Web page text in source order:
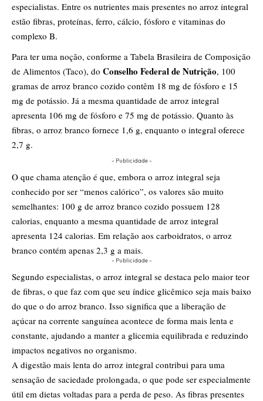
especialistas. Entre os nutrientes mais presentes no arroz integral
estão fibras, proteínas, ferro, cálcio, fósforo e vitaminas do
complexo B.
Para ter uma noção, conforme a Tabela Brasileira de Composição
de Alimentos (Taco), do Conselho Federal de Nutrição, 100
gramas de arroz branco cozido contêm 18 mg de fósforo e 15
mg de potássio. Já a mesma quantidade de arroz integral
apresenta 106 mg de fósforo e 75 mg de potássio. Quanto às
fibras, o arroz branco fornece 1,6 g, enquanto o integral oferece
2,7 g.
- Publicidade -
O que chama atenção é que, embora o arroz integral seja
conhecido por ser “menos calórico”, os valores são muito
semelhantes: 100 g de arroz branco cozido possuem 128
calorias, enquanto a mesma quantidade de arroz integral
apresenta 124 calorias. Em relação aos carboidratos, o arroz
branco contém apenas 2,3 g a mais.
- Publicidade -
Segundo especialistas, o arroz integral se destaca pelo maior teor
de fibras, o que faz com que seu índice glicêmico seja mais baixo
do que o do arroz branco. Isso significa que a liberação de
açúcar na corrente sanguínea acontece de forma mais lenta e
constante, ajudando a manter a glicemia equilibrada e reduzindo
impactos negativos no organismo.
A digestão mais lenta do arroz integral contribui para uma
sensação de saciedade prolongada, o que pode ser especialmente
útil em dietas voltadas para a perda de peso. As fibras presentes